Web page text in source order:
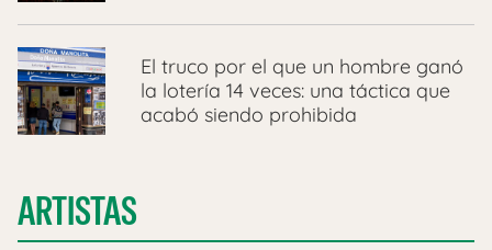
El truco por el que un hombre ganó
la lotería 14 veces: una táctica que
acabó siendo prohibida
ARTISTAS